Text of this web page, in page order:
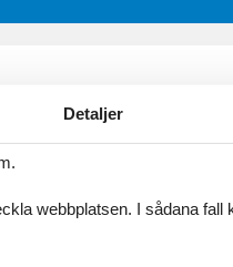
Detaljer
webbplatsen. I sådana fall